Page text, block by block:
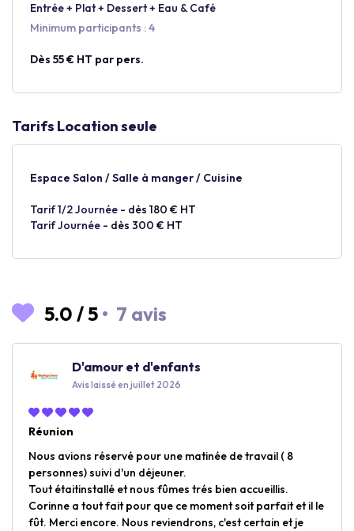
Entrée + Plat + Dessert + Eau & Café
Minimum participants : 4
Dès 55 € HT par pers.
Tarifs Location seule
Espace Salon / Salle à manger / Cuisine
Tarif 1/2 Journée - dès 180 € HT
Tarif Journée - dès 300 € HT
5.0 /5 • 7 avis
D'amour et d'enfants
Avis laissé en juillet 2026
Réunion
Nous avions réservé pour une matinée de travail ( 8
personnes) suivi d'un déjeuner.
Tout étaitinstallé et nous fûmes trés bien accueillis.
Corinne a tout fait pour que ce moment soit parfait et il le
fût. Merci encore. Nous reviendrons, c'est certain et je